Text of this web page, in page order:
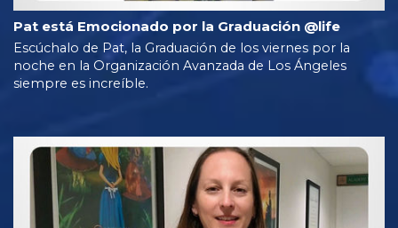
Pat está Emocionado por la Graduación @life
Escúchalo de Pat, la Graduación de los viernes por la
noche en la Organización Avanzada de Los Ángeles
siempre es increíble.